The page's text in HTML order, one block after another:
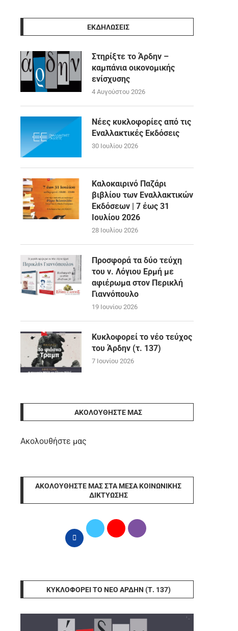
ΕΚΔΗΛΩΣΕΙΣ
Στηρίξτε το Άρδην –
καμπάνια οικονομικής
ενίσχυσης
4 Αυγούστου 2026
Νέες κυκλοφορίες από τις
Εναλλακτικές Εκδόσεις
30 Ιουλίου 2026
Καλοκαιρινό Παζάρι
βιβλίου των Εναλλακτικών
Εκδόσεων | 7 έως 31
Ιουλίου 2026
28 Ιουλίου 2026
Προσφορά τα δύο τεύχη
του ν. Λόγιου Ερμή με
αφιέρωμα στον Περικλή
Γιαννόπουλο
19 Ιουνίου 2026
Κυκλοφορεί το νέο τεύχος
του Άρδην (τ. 137)
7 Ιουνίου 2026
ΑΚΟΛΟΥΘΉΣΤΕ ΜΑΣ
Ακολουθήστε μας
ΑΚΟΛΟΥΘΉΣΤΕ ΜΑΣ ΣΤΑ ΜΈΣΑ ΚΟΙΝΩΝΙΚΉΣ
ΔΙΚΤΎΩΣΗΣ
ΚΥΚΛΟΦΟΡΕΊ ΤΟ ΝΈΟ ΆΡΔΗΝ (Τ. 137)